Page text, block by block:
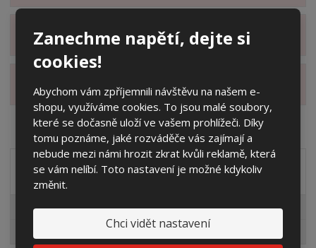
Zanechme napětí, dejte si
cookies!
Abychom vám zpříjemnili návštěvu na našem e-
shopu, využíváme cookies. To jsou malé soubory,
které se dočasně uloží ve vašem prohlížeči. Díky
tomu poznáme, jaké rozváděče vás zajímají a
nebude mezi námi hrozit zkrat kvůli reklamě, která
se vám nelíbí. Toto nastavení je možné kdykoliv
změnit.
Chci vidět nastavení
Zobrazit hodnocení produktu
Zobrazit alternativní produkty
Akční nabídky
Pro fotovoltaiky